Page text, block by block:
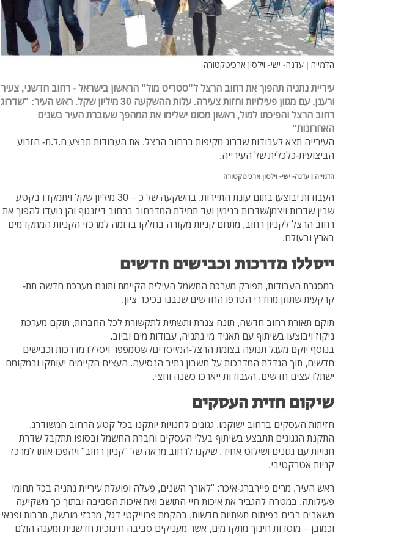
הדמייה | עדנה- ישי- וילסון ארכיטקטורה
עיריית נתניה תהפוך את רחוב הרצל ל"סטריט מול" הראשון בישראל - רחוב חדשני, צעיר
ורענן, עם מגוון פעילויות וחזות צעירה. עלות ההשקעה 30 מיליון שקל. ראש העיר: "
שדרוג
רחוב הרצל והפיכתו למול, ראשון מסוגו ישלימו את המהפך שעוברת העיר בשנים
האחרונות"
העירייה תצא לעבודות שדרוג מקיפות ברחוב הרצל. את העבודות תבצע ח.ל.ת- הזרוע
הביצועית-כלכלית של העירייה.
הדמייה | עדנה- ישי- וילסון ארכיטקטורה
העבודות יבוצעו בתום עונת התיירות, בהשקעה של כ – 30 מיליון שקל ויתמקדו בקטע
שבין שדרות ויצמן/שדרות בנימין ועד תחילת המדרחוב ברחוב דיזנגוף והן נועדו להפוך את
רחוב הרצל לקניון רחוב, מתחם קניות מקורה בחלקו בדומה למרכזי הקניות המתקדמים
בארץ ובעולם.
ייסללו מדרכות וכבישים חדשים
במסגרת העבודות, תפורק מערכת החשמל העילית הקיימת ותונח מערכת חדשה תת-
קרקעית שתוזן מחדרי הטרפו החדשים שנבנו בכיכר ציון.
תוקם תאורת רחוב חדשה, תונח צנרת ותשתית לתקשורת לכל החברות, תוקם מערכת
ניקוז ויבוצעו בשיתוף עם תאגיד מי נתניה, עבודות מים וביוב.
בנוסף יוקם מעגל תנועה בצומת הרצל-המייסדים/ שטמפפר ויסללו מדרכות וכבישים
חדשים, תוך הגדלת המדרכות על חשבון נתיב הנסיעה. העצים הקיימים יעותקו ובמקומם
ישתלו עצים חדשים. העבודות ייארכו כשנה וחצי.
שיקום חזית העסקים
חזיתות העסקים ברחוב ישוקמו, גגונים לחנויות יותקנו בכל קטע הרחוב המשודרג.
התקנת הגגונים תתבצע בשיתוף בעלי העסקים וחברת החשמל ובסופו תתקבל שדרת
חנויות עם גגונים ושילוט אחיד, שיקנו לרחוב מראה של "קניון רחוב" ויהפכו אותו למרכז
קניות אטרקטיבי.
ראש העיר, מרים פיירברג-איכר: "לאורך השנים, פעלה ופועלת עיריית נתניה בכל תחומי
פעילותה, במטרה להגביר את איכות חיי התושב ואת איכות הסביבה ובתוך כך משקיעה
משאבים רבים בפיתוח תשתיות חדשות, בהקמת פרוייקטי דגל, מרכזי מורשת, תרבות ופנאי
וכמובן – מוסדות חינוך מתקדמים, אשר מעניקים סביבה חינוכית חדשנית ומענה הולם